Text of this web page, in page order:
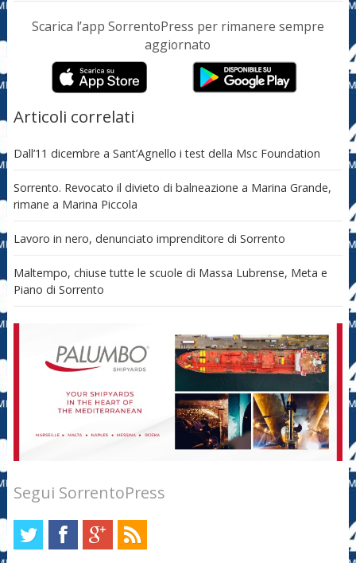
Scarica l’app SorrentoPress per rimanere sempre
aggiornato
Articoli correlati
Dall’11 dicembre a Sant’Agnello i test della Msc Foundation
Sorrento. Revocato il divieto di balneazione a Marina Grande,
rimane a Marina Piccola
Lavoro in nero, denunciato imprenditore di Sorrento
Maltempo, chiuse tutte le scuole di Massa Lubrense, Meta e
Piano di Sorrento
Segui SorrentoPress